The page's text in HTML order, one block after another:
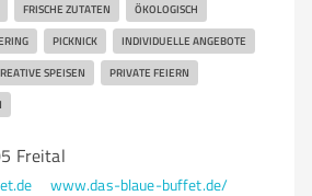
FRISCHE ZUTATEN ÖKOLOGISCH
PICKNICK INDIVIDUELLE ANGEBOTE
SPEISEN PRIVATE FEIERN
Freital
www.das-blaue-buffet.de/